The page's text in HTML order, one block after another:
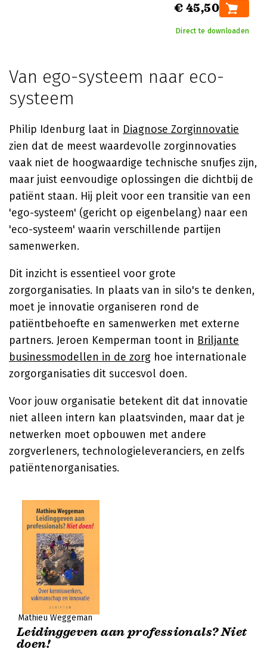
€ 45,50
Direct te downloaden
Van ego-systeem naar eco-
systeem
Philip Idenburg laat in Diagnose Zorginnovatie
zien dat de meest waardevolle zorginnovaties
vaak niet de hoogwaardige technische snufjes zijn,
maar juist eenvoudige oplossingen die dichtbij de
patiënt staan. Hij pleit voor een transitie van een
'ego-systeem' (gericht op eigenbelang) naar een
'eco-systeem' waarin verschillende partijen
samenwerken.
Dit inzicht is essentieel voor grote
zorgorganisaties. In plaats van in silo's te denken,
moet je innovatie organiseren rond de
patiëntbehoefte en samenwerken met externe
partners. Jeroen Kemperman toont in Briljante
businessmodellen in de zorg hoe internationale
zorgorganisaties dit succesvol doen.
Voor jouw organisatie betekent dit dat innovatie
niet alleen intern kan plaatsvinden, maar dat je
netwerken moet opbouwen met andere
zorgverleners, technologieleveranciers, en zelfs
patiëntenorganisaties.
Mathieu Weggeman
Leidinggeven aan professionals? Niet
doen!